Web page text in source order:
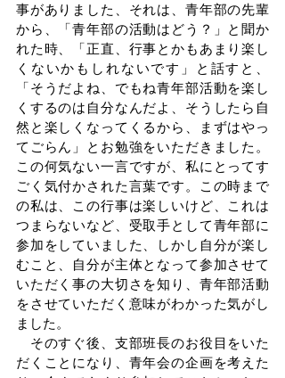
事がありました、それは、青年部の先輩
から、「青年部の活動はどう？」と聞か
れた時、「正直、行事とかもあまり楽し
くないかもしれないです」と話すと、
「そうだよね、でもね青年部活動を楽し
くするのは自分なんだよ、そうしたら自
然と楽しくなってくるから、まずはやっ
てごらん」とお勉強をいただきました。
この何気ない一言ですが、私にとってす
ごく気付かされた言葉です。この時まで
の私は、この行事は楽しいけど、これは
つまらないなど、受取手として青年部に
参加をしていました、しかし自分が楽し
むこと、自分が主体となって参加させて
いただく事の大切さを知り、青年部活動
をさせていただく意味がわかった気がし
ました。
そのすぐ後、支部班長のお役目をいた
だくことになり、青年会の企画を考えた